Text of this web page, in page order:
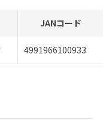
JANコード
4991966100933